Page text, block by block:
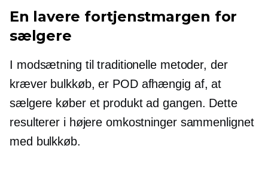
En lavere fortjenstmargen for
sælgere
I modsætning til traditionelle metoder, der
kræver bulkkøb, er POD afhængig af, at
sælgere køber et produkt ad gangen. Dette
resulterer i højere omkostninger sammenlignet
med bulkkøb.